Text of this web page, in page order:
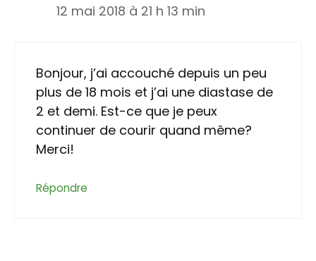
12 mai 2018 à 21 h 13 min
Bonjour, j’ai accouché depuis un peu
plus de 18 mois et j’ai une diastase de
2 et demi. Est-ce que je peux
continuer de courir quand même?
Merci!
Répondre